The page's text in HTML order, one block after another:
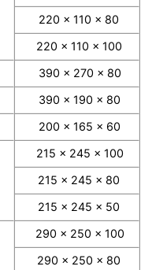
220 x 110 x 80
220 x 110 x 100
390 x 270 x 80
390 x 190 x 80
200 x 165 x 60
215 x 245 x 100
215 x 245 x 80
215 x 245 x 50
290 x 250 x 100
290 x 250 x 80